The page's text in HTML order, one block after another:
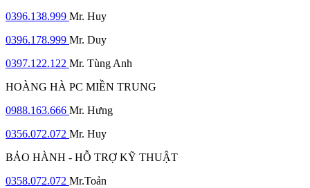
0396.138.999 Mr. Huy
0396.178.999 Mr. Duy
0397.122.122 Mr. Tùng Anh
HOÀNG HÀ PC MIỀN TRUNG
0988.163.666 Mr. Hưng
0356.072.072 Mr. Huy
BẢO HÀNH - HỖ TRỢ KỸ THUẬT
0358.072.072 Mr.Toản